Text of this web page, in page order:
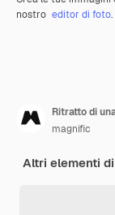
nostro editor di foto.
Ritratto di
magnific
Altri elementi